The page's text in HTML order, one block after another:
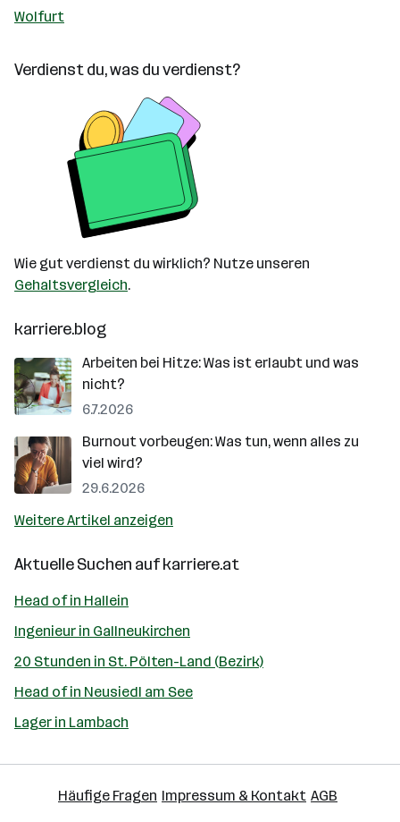
Wolfurt
Verdienst du, was du verdienst?
Wie gut verdienst du wirklich? Nutze unseren
Gehaltsvergleich.
karriere.blog
Arbeiten bei Hitze: Was ist erlaubt und was
nicht?
6.7.2026
Burnout vorbeugen: Was tun, wenn alles zu
viel wird?
29.6.2026
Weitere Artikel anzeigen
Aktuelle Suchen aufkarriere.at
Head of in Hallein
Ingenieur in Gallneukirchen
20 Stunden in St. Pölten-Land (Bezirk)
Head of in Neusiedl am See
Lager in Lambach
Häufige Fragen Impressum & Kontakt AGB